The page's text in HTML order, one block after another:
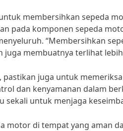
membersihkan sepeda
pada komponen sepeda
“Membersihkan
juga membuatnya terlihat
juga untuk
dan kenyamanan dalam
sekali untuk menjaga
motor di tempat yang aman